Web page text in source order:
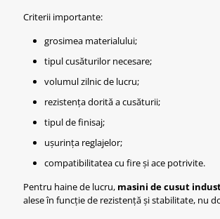
Criterii importante:
grosimea materialului;
tipul cusăturilor necesare;
volumul zilnic de lucru;
rezistența dorită a cusăturii;
tipul de finisaj;
ușurința reglajelor;
compatibilitatea cu fire și ace potrivite.
Pentru haine de lucru, masini de cusut
alese în funcție de rezistență și stabilitate, nu